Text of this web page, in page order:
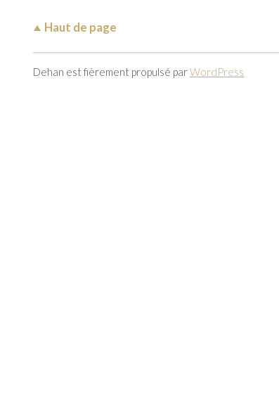
Haut de page
Dehan est fièrement propulsé parWordPress